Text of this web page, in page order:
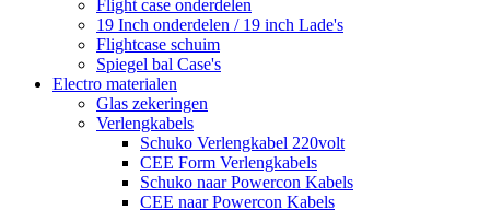
Flight case onderdelen
19 Inch onderdelen / 19 inch Lade's
Flightcase schuim
Spiegel bal Case's
Electro materialen
Glas zekeringen
Verlengkabels
Schuko Verlengkabel 220volt
CEE Form Verlengkabels
Schuko naar Powercon Kabels
CEE naar Powercon Kabels